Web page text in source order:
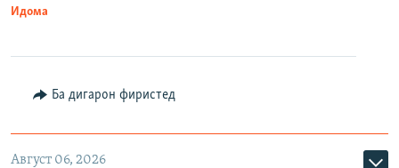
Идома
Ба дигарон фиристед
Август 06, 2026